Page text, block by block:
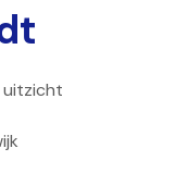
uitzicht